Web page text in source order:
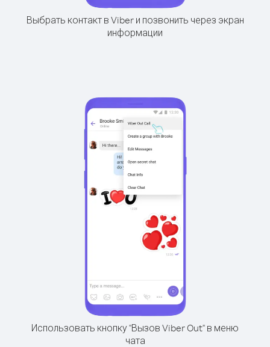
Выбрать контакт в Viber и позвонить через экран
информации
Использовать кнопку "Вызов Viber Out" в меню
чата